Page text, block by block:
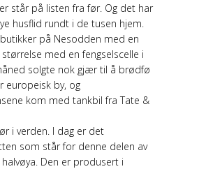
står på listen fra før. Og det har
husflid rundt i de tusen hjem.
på Nesodden med en
med en fengselscelle i
solgte nok gjær til å brødfø
europeisk by, og
kom med tankbil fra Tate &
i verden. I dag er det
som står for denne delen av
Den er produsert i